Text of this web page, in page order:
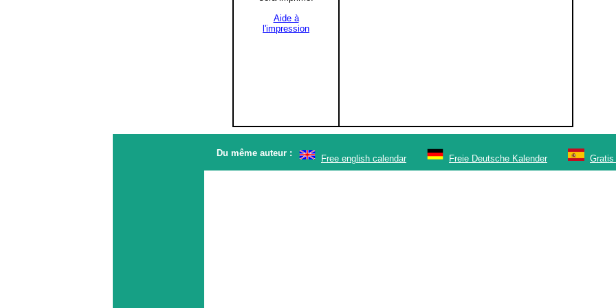
Aide à
l'impression
Du même auteur :
Free english calendar Freie Deutsche Kalender Gratis